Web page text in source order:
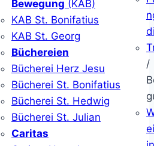
Bewegung (KAB)
KAB St. Bonifatius
KAB St. Georg
Büchereien
Bücherei Herz Jesu
Bücherei St. Bonifatius
Bücherei St. Hedwig
Bücherei St. Julian
Caritas
/